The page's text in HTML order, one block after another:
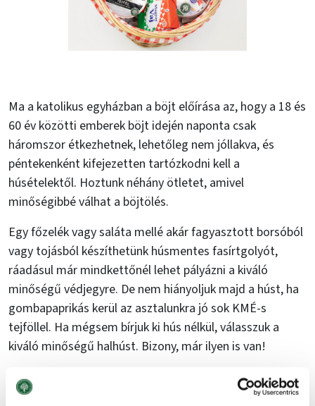
Ma a katolikus egyházban a böjt előírása az, hogy a 18 és
60 év közötti emberek böjt idején naponta csak
háromszor étkezhetnek, lehetőleg nem jóllakva, és
péntekenként kifejezetten tartózkodni kell a
húsételektől. Hoztunk néhány ötletet, amivel
minőségibbé válhat a böjtölés.
Egy főzelék vagy saláta mellé akár fagyasztott borsóból
vagy tojásból készíthetünk húsmentes fasírtgolyót,
ráadásul már mindkettőnél lehet pályázni a kiváló
minőségű védjegyre. De nem hiányoljuk majd a húst, ha
gombapaprikás kerül az asztalunkra jó sok KMÉ-s
tejföllel. Ha mégsem bírjuk ki hús nélkül, válasszuk a
kiváló minőségű halhúst. Bizony, már ilyen is van!
A rakott ételek mindig megmentik az ebédeinket, csak
ezekből se felejtsük ki a kiváló minőségű tejfölt és